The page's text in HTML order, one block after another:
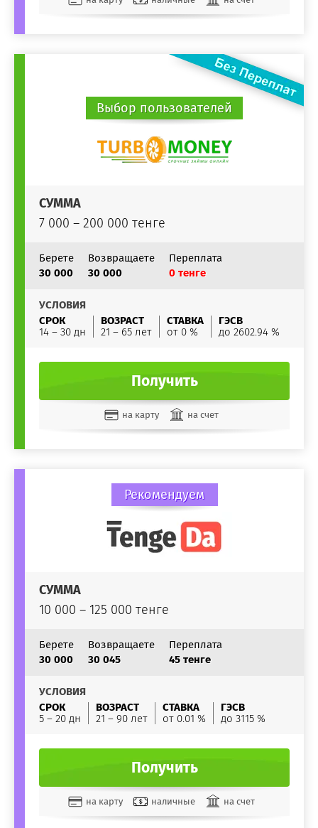
Выбор пользователей
СУММА
7 000 – 200 000 тенге
Берете
30 000
Возвращаете
30 000
Переплата
0 тенге
УСЛОВИЯ
СРОК
14 – 30 дн
ВОЗРАСТ
21 – 65 лет
СТАВКА
от 0 %
ГЭСВ
до 2602.94 %
Получить
на карту на счет
Рекомендуем
СУММА
10 000 – 125 000 тенге
Берете
30 000
Возвращаете
30 045
Переплата
45 тенге
УСЛОВИЯ
СРОК
5 – 20 дн
ВОЗРАСТ
21 – 90 лет
СТАВКА
от 0.01 %
ГЭСВ
до 3115 %
Получить
на карту наличные на счет